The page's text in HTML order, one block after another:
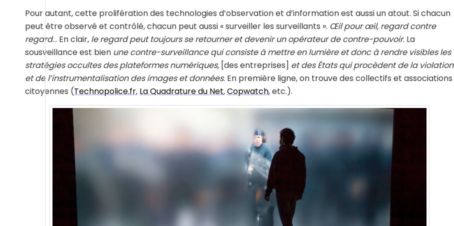
Pour autant, cette prolifération des technologies d’observation et d’information est aussi un atout. Si chacun
peut être observé et contrôlé, chacun peut aussi « surveiller les surveillants ». Œil pour œil, regard contre
regard… En clair, le regard peut toujours se retourner et devenir un opérateur de contre-pouvoir. La
sousveillance est bien une contre-surveillance qui consiste à mettre en lumière et donc à rendre visibles les
stratégies occultes des plateformes numériques, [des entreprises] et des États qui procèdent de la violation
et de l’instrumentalisation des images et données. En première ligne, on trouve des collectifs et associations
citoyennes (Technopolice.fr, La Quadrature du Net,Copwatch, etc.).